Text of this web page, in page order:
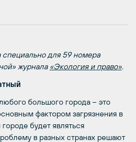
специально для 59 номера
журнала «Экология и право».
большого города – это
фактором загрязнения в
будет являться
в разных странах решают